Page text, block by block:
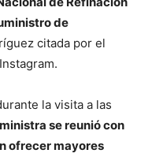
de
citada por el
la visita a las
se reunió con
ofrecer mayores